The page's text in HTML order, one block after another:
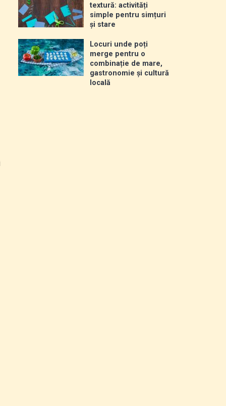
textură: activități
simple pentru simțuri
și stare
Locuri unde poți
merge pentru o
combinație de mare,
gastronomie și cultură
locală